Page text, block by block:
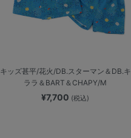
キッズ甚平/花火/DB.スターマン＆DB.キ
ララ＆BART＆CHAPY/M
¥7,700 (税込)